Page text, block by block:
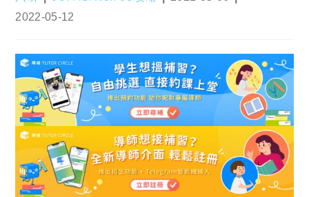
author: category:
Post
2022-05-12